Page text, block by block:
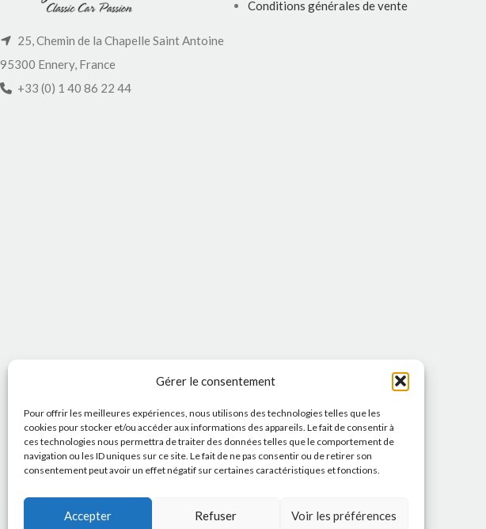
Gérer le consentement
Pour offrir les meilleures expériences, nous utilisons des technologies telles que les
cookies pour stocker et/ou accéder aux informations des appareils. Le fait de consentir à
ces technologies nous permettra de traiter des données telles que le comportement de
navigation ou les ID uniques sur ce site. Le fait de ne pas consentir ou de retirer son
consentement peut avoir un effet négatif sur certaines caractéristiques et fonctions.
Accepter Refuser Voir les préférences
25, Chemin de la Chapelle Saint Antoine
95300 Ennery, France
+33 (0) 1 40 86 22 44
Conditions générales de vente